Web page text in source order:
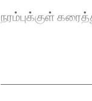
நரம்புக்குள்